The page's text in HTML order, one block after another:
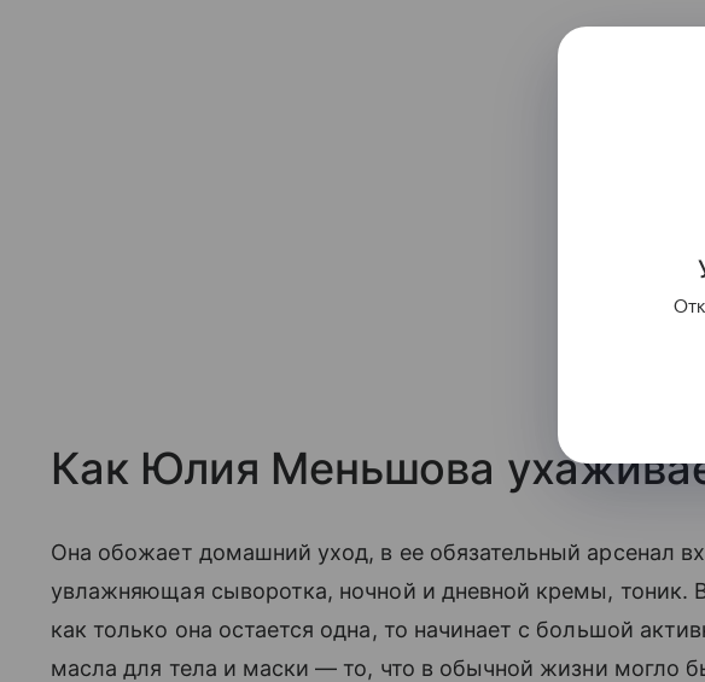
Как Юлия Меньшова
Она обожает домашний уход, в ее обязательный арсенал
увлажняющая сыворотка, ночной и дневной кремы, тоник.
как только она остается одна, то начинает с большой
масла для тела и маски — то, что в обычной жизни могло